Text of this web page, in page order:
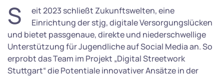
S
eit 2023 schließt Zukunftswelten, eine
Einrichtung der stjg, digitale Versorgungslücken
und bietet passgenaue, direkte und niederschwellige
Unterstützung für Jugendliche auf Social Media an. So
erprobt das Team im Projekt „Digital Streetwork
Stuttgart“ die Potentiale innovativer Ansätze in der